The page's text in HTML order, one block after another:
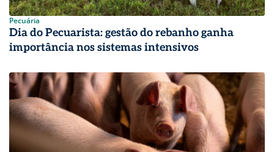
Pecuária
Dia do Pecuarista: gestão do rebanho ganha
importância nos sistemas intensivos